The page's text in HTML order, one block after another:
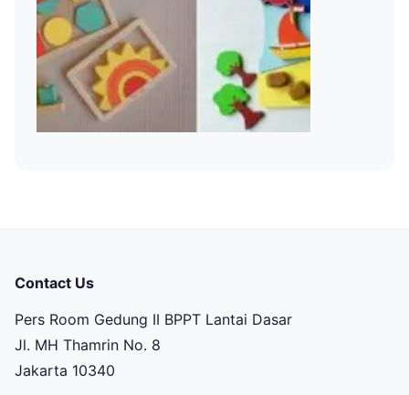
Contact Us
Pers Room Gedung II BPPT Lantai Dasar
Jl. MH Thamrin No. 8
Jakarta 10340